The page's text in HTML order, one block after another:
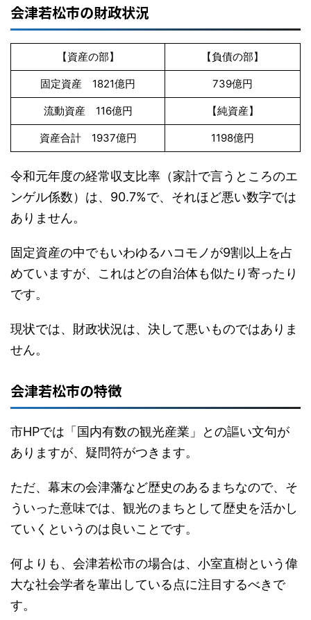
会津若松市の財政状況
【資産の部】 【負債の部】
固定資産 1821億円 739億円
流動資産 116億円 【純資産】
資産合計 1937億円 1198億円
令和元年度の経常収支比率（家計で言うところのエ
ンゲル係数）は、90.7%で、それほど悪い数字では
ありません。
固定資産の中でもいわゆるハコモノが9割以上を占
めていますが、これはどの自治体も似たり寄ったり
です。
現状では、財政状況は、決して悪いものではありま
せん。
会津若松市の特徴
市HPでは「国内有数の観光産業」との謳い文句が
ありますが、疑問符がつきます。
ただ、幕末の会津藩など歴史のあるまちなので、そ
ういった意味では、観光のまちとして歴史を活かし
ていくというのは良いことです。
何よりも、会津若松市の場合は、小室直樹という偉
大な社会学者を輩出している点に注目するべきで
す。